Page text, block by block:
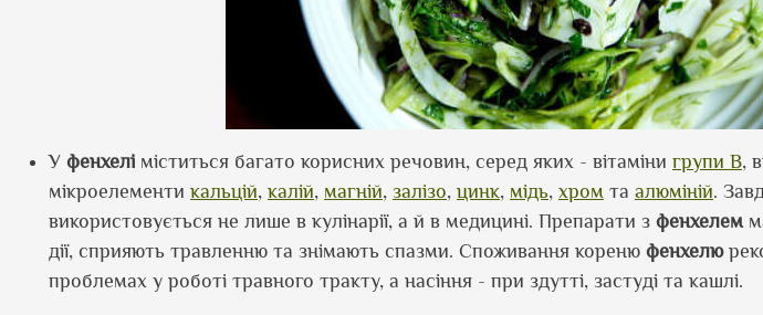
У фенхелі міститься багато корисних речовин, серед яких - вітаміни групи B,
мікроелементи кальцій, калій, магній, залізо, цинк, мідь, хром та алюміній.
використовується не лише в кулінарії, а й в медицині. Препарати з фенхелем
дії, сприяють травленню та знімають спазми. Споживання кореню фенхелю
проблемах у роботі травного тракту, а насіння - при здутті, застуді та кашлі.